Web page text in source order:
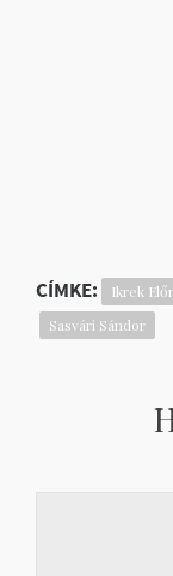
CÍMKE: Ikrek
Sasvári Sándor